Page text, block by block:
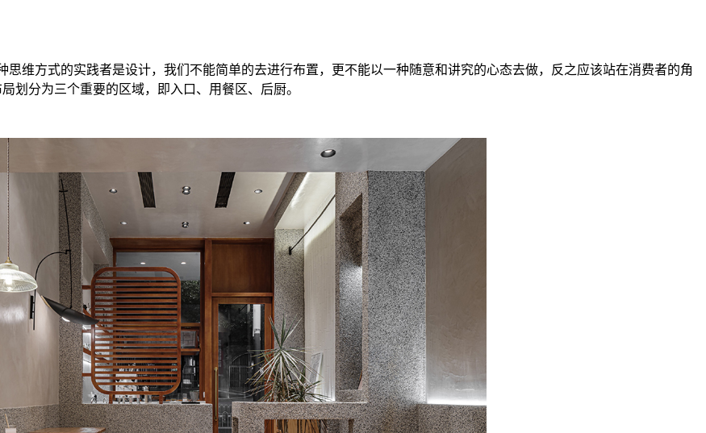
思维方式的实践者是设计，我们不能简单的去进行布置，更不能以一种随意和讲究的心态去做，反之应该站在消费者的角
划分为三个重要的区域，即入口、用餐区、后厨。